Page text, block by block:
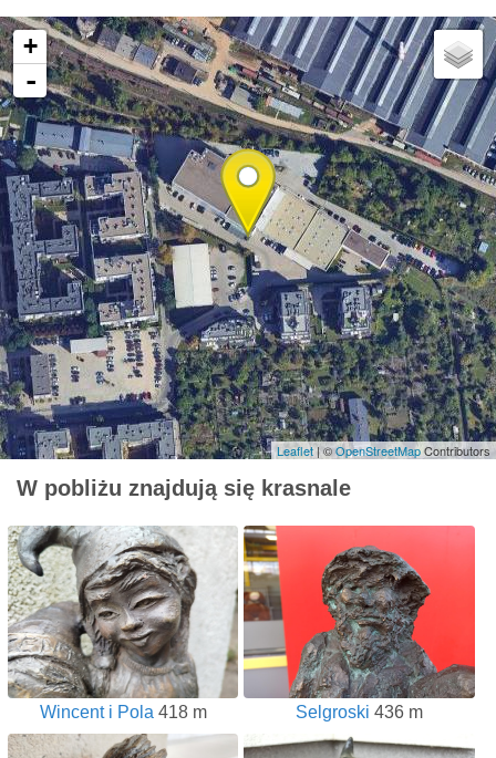
+
-
Leaflet| ©OpenStreetMapContributors
W pobliżu znajdują się krasnale
Wincent i Pola 418 m Selgroski 436 m